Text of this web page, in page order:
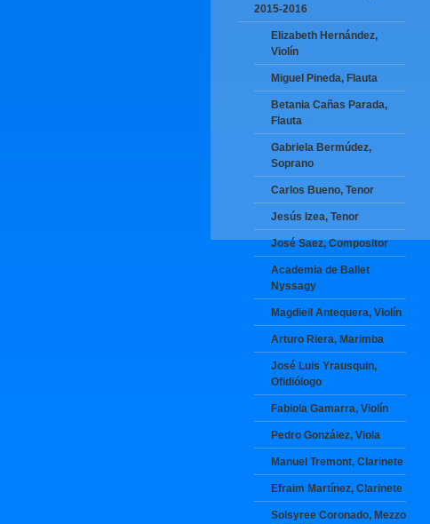
2015-2016
Elizabeth Hernández,
Violín
Miguel Pineda, Flauta
Betania Cañas Parada,
Flauta
Gabriela Bermúdez,
Soprano
Carlos Bueno, Tenor
Jesús Izea, Tenor
José Saez, Compositor
Academia de Ballet
Nyssagy
Magdiell Antequera, Violín
Arturo Riera, Marimba
José Luis Yrausquin,
Ofidiólogo
Fabiola Gamarra, Violín
Pedro González, Viola
Manuel Tremont, Clarinete
Efraim Martínez, Clarinete
Solsyree Coronado, Mezzo